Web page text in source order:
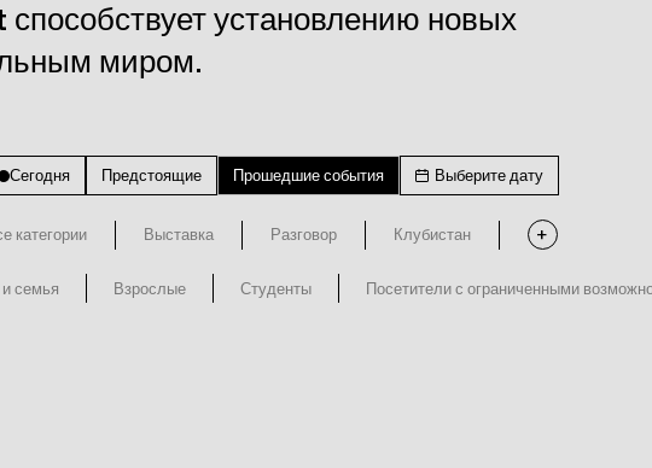
установлению новых
миром.
Сегодня Предстоящие Прошедшие события Выберите дату
категории Выставка Разговор Клубистан
семья Взрослые Студенты Посетители с ограниченными